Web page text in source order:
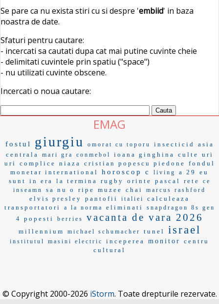
Se pare ca nu exista stiri cu si despre 'embiid' in baza
noastra de date.
Sfaturi pentru cautare:
- incercati sa cautati dupa cat mai putine cuvinte cheie
- delimitati cuvintele prin spatiu ("space")
- nu utilizati cuvinte obscene.
Incercati o noua cautare:
EMAG
fostul giurgiu omorat cu toporu insecticid
asia
centrala
mari gra conmebol ioana ginghina culte
uri
uri
complice niaza cristian popescu piedone
fondul
monetar international
horoscop c living a 29
eu
sunt
in era la termina rugby orinte pascal rete
ce
inseamn
sa nu o ripe muzee chai marcus rashford
elvis presley pantofii italiei
calculeaza
transportatori
a la norma eliminati
snapdragon 8s gen
4
popesti berries vacanta de vara 2026
millennium michael schumacher tunel israel
institutul masini electric inceperea monitor
centru
cultural
© Copyright 2000-2026 iStorm. Toate drepturile rezervate.